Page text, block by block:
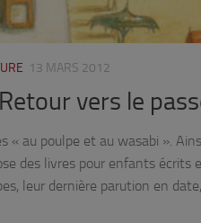
13 MARS 2012
vers le
« au poulpe et au wasabi ».
des livres pour enfants écrits
leur dernière parution en